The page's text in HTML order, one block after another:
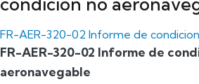
FR-AER-320-02 Informe de
FR-AER-320-02 Informe de
aeronavegable